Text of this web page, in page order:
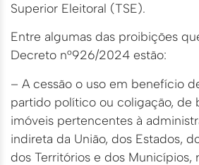
Superior Eleitoral (TSE).
Entre algumas das proibições
Decreto n°926/2024 estão:
– A cessão o uso em benefício
partido político ou coligação, de
imóveis pertencentes à
indireta da União, dos Estados,
dos Territórios e dos Municípios,